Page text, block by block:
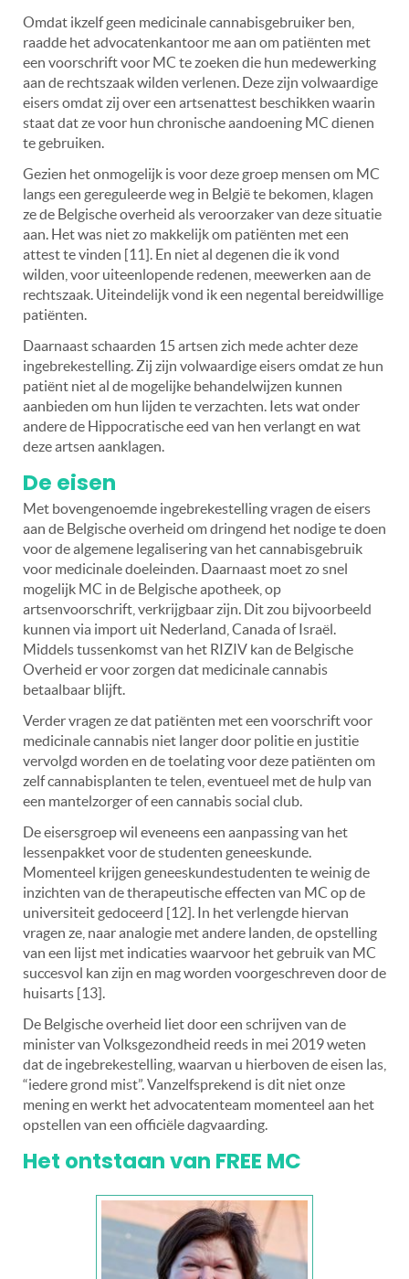
Omdat ikzelf geen medicinale cannabisgebruiker ben,
raadde het advocatenkantoor me aan om patiënten met
een voorschrift voor MC te zoeken die hun medewerking
aan de rechtszaak wilden verlenen. Deze zijn volwaardige
eisers omdat zij over een artsenattest beschikken waarin
staat dat ze voor hun chronische aandoening MC dienen
te gebruiken.
Gezien het onmogelijk is voor deze groep mensen om MC
langs een gereguleerde weg in België te bekomen, klagen
ze de Belgische overheid als veroorzaker van deze situatie
aan. Het was niet zo makkelijk om patiënten met een
attest te vinden [11]. En niet al degenen die ik vond
wilden, voor uiteenlopende redenen, meewerken aan de
rechtszaak. Uiteindelijk vond ik een negental bereidwillige
patiënten.
Daarnaast schaarden 15 artsen zich mede achter deze
ingebrekestelling. Zij zijn volwaardige eisers omdat ze hun
patiënt niet al de mogelijke behandelwijzen kunnen
aanbieden om hun lijden te verzachten. Iets wat onder
andere de Hippocratische eed van hen verlangt en wat
deze artsen aanklagen.
De eisen
Met bovengenoemde ingebrekestelling vragen de eisers
aan de Belgische overheid om dringend het nodige te doen
voor de algemene legalisering van het cannabisgebruik
voor medicinale doeleinden. Daarnaast moet zo snel
mogelijk MC in de Belgische apotheek, op
artsenvoorschrift, verkrijgbaar zijn. Dit zou bijvoorbeeld
kunnen via import uit Nederland, Canada of Israël.
Middels tussenkomst van het RIZIV kan de Belgische
Overheid er voor zorgen dat medicinale cannabis
betaalbaar blijft.
Verder vragen ze dat patiënten met een voorschrift voor
medicinale cannabis niet langer door politie en justitie
vervolgd worden en de toelating voor deze patiënten om
zelf cannabisplanten te telen, eventueel met de hulp van
een mantelzorger of een cannabis social club.
De eisersgroep wil eveneens een aanpassing van het
lessenpakket voor de studenten geneeskunde.
Momenteel krijgen geneeskundestudenten te weinig de
inzichten van de therapeutische effecten van MC op de
universiteit gedoceerd [12]. In het verlengde hiervan
vragen ze, naar analogie met andere landen, de opstelling
van een lijst met indicaties waarvoor het gebruik van MC
succesvol kan zijn en mag worden voorgeschreven door de
huisarts [13].
De Belgische overheid liet door een schrijven van de
minister van Volksgezondheid reeds in mei 2019 weten
dat de ingebrekestelling, waarvan u hierboven de eisen las,
“iedere grond mist”. Vanzelfsprekend is dit niet onze
mening en werkt het advocatenteam momenteel aan het
opstellen van een officiële dagvaarding.
Het ontstaan van FREE MC